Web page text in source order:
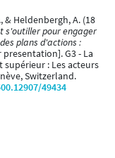
& Heldenbergh, A. (18
s'outiller pour engager
plans d'actions :
presentation]. G3 - La
: Les acteurs
Switzerland.
49434